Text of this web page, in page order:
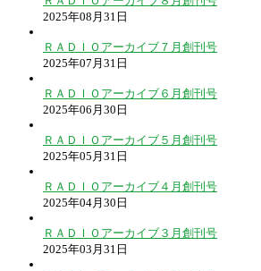
2025年08月31日
ＲＡＤＩＯアーカイブ７月創刊号
2025年07月31日
ＲＡＤＩＯアーカイブ６月創刊号
2025年06月30日
ＲＡＤＩＯアーカイブ５月創刊号
2025年05月31日
ＲＡＤＩＯアーカイブ４月創刊号
2025年04月30日
ＲＡＤＩＯアーカイブ３月創刊号
2025年03月31日